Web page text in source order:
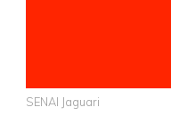
SENAI Jaguari